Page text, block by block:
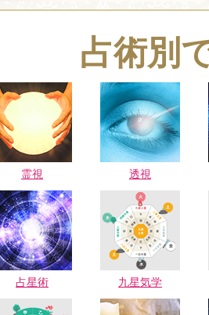
占術別
霊視 透視
占星術 九星気学